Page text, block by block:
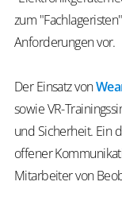
zum
Anforderungen vor.
Der Einsatz von
sowie VR-
und Sicherheit. Ein
offener
Mitarbeiter von